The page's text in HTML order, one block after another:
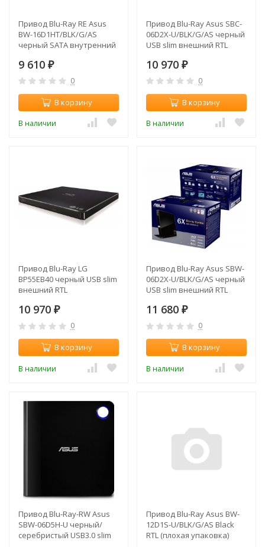
Привод Blu-Ray RE Asus
BW-16D1HT/BLK/G/AS
черный SATA внутренний
9 610 ₽
0
В корзину
В наличии
Привод Blu-Ray Asus SBC-
06D2X-U/BLK/G/AS черный
USB slim внешний RTL
10 970 ₽
0
В корзину
В наличии
Привод Blu-Ray LG
BP55EB40 черный USB slim
внешний RTL
10 970 ₽
0
В корзину
В наличии
Привод Blu-Ray Asus SBW-
06D2X-U/BLK/G/AS черный
USB slim внешний RTL
11 680 ₽
0
В корзину
В наличии
Привод Blu-Ray-RW Asus
SBW-06D5H-U черный/
серебристый USB3.0 slim
Привод Blu-Ray Asus BW-
12D1S-U/BLK/G/AS Black
RTL (плохая упаковка)